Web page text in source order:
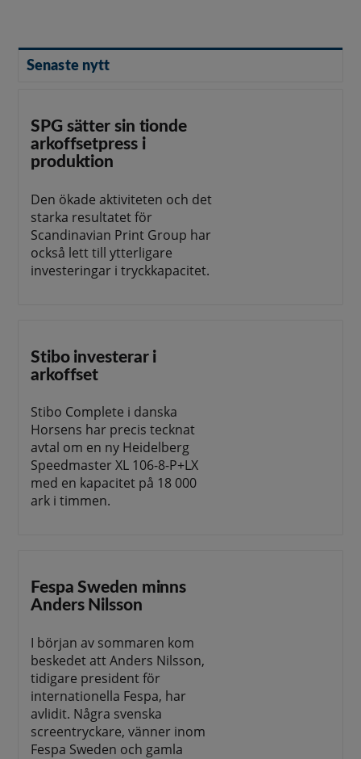
Senaste nytt
SPG sätter sin tionde
arkoffsetpress i
produktion
Den ökade aktiviteten och det
starka resultatet för
Scandinavian Print Group har
också lett till ytterligare
investeringar i tryckkapacitet.
Stibo investerar i
arkoffset
Stibo Complete i danska
Horsens har precis tecknat
avtal om en ny Heidelberg
Speedmaster XL 106-8-P+LX
med en kapacitet på 18 000
ark i timmen.
Fespa Sweden minns
Anders Nilsson
I början av sommaren kom
beskedet att Anders Nilsson,
tidigare president för
internationella Fespa, har
avlidit. Några svenska
screentryckare, vänner inom
Fespa Sweden och gamla